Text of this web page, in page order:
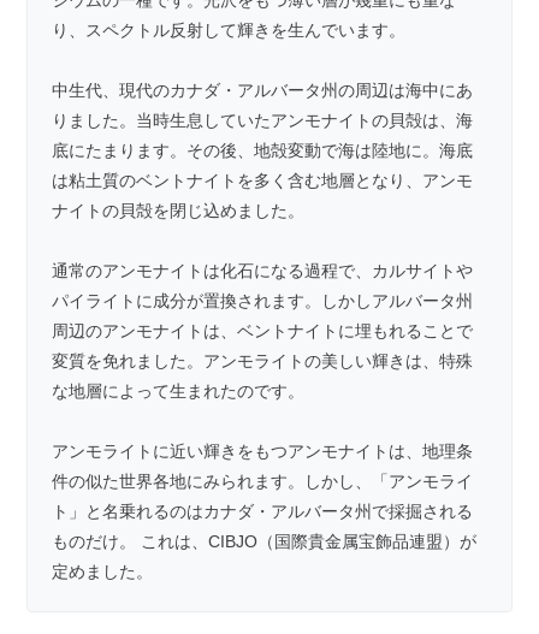
り、スペクトル反射して輝きを生んでいます。
中生代、現代のカナダ・アルバータ州の周辺は海中にあ
りました。当時生息していたアンモナイトの貝殻は、海
底にたまります。その後、地殻変動で海は陸地に。海底
は粘土質のベントナイトを多く含む地層となり、アンモ
ナイトの貝殻を閉じ込めました。
通常のアンモナイトは化石になる過程で、カルサイトや
パイライトに成分が置換されます。しかしアルバータ州
周辺のアンモナイトは、ベントナイトに埋もれることで
変質を免れました。アンモライトの美しい輝きは、特殊
な地層によって生まれたのです。
アンモライトに近い輝きをもつアンモナイトは、地理条
件の似た世界各地にみられます。しかし、「アンモライ
ト」と名乗れるのはカナダ・アルバータ州で採掘される
ものだけ。 これは、CIBJO（国際貴金属宝飾品連盟）が
定めました。